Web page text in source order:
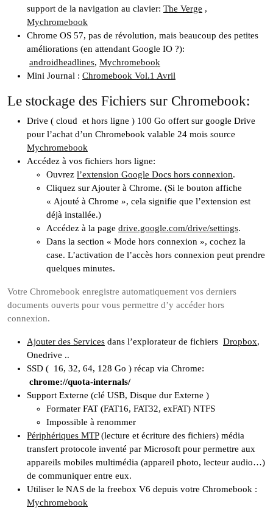
support de la navigation au clavier: The Verge ,
Mychromebook
Chrome OS 57, pas de révolution, mais beaucoup des petites
améliorations (en attendant Google IO ?):
androidheadlines, Mychromebook
Mini Journal : Chromebook Vol.1 Avril
Le stockage des Fichiers sur Chromebook:
Drive ( cloud et hors ligne ) 100 Go offert sur google Drive
pour l’achat d’un Chromebook valable 24 mois source
Mychromebook
Accédez à vos fichiers hors ligne:
Ouvrez l’extension Google Docs hors connexion.
Cliquez sur Ajouter à Chrome. (Si le bouton affiche
« Ajouté à Chrome », cela signifie que l’extension est
déjà installée.)
Accédez à la page drive.google.com/drive/settings.
Dans la section « Mode hors connexion », cochez la
case. L’activation de l’accès hors connexion peut prendre
quelques minutes.
Votre Chromebook enregistre automatiquement vos derniers
documents ouverts pour vous permettre d’y accéder hors
connexion.
Ajouter des Services dans l’explorateur de fichiers Dropbox,
Onedrive ..
SSD ( 16, 32, 64, 128 Go ) récap via Chrome:
chrome://quota-internals/
Support Externe (clé USB, Disque dur Externe )
Formater FAT (FAT16, FAT32, exFAT) NTFS
Impossible à renommer
Périphériques MTP(lecture et écriture des fichiers) média
transfert protocole inventé par Microsoft pour permettre aux
appareils mobiles multimédia (appareil photo, lecteur audio…)
de communiquer entre eux.
Utiliser le NAS de la freebox V6 depuis votre Chromebook :
Mychromebook